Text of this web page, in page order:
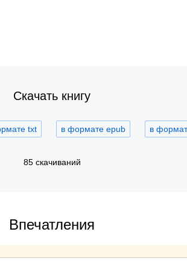
Скачать книгу
txt в формате epub в
85 скачиваний
Впечатления